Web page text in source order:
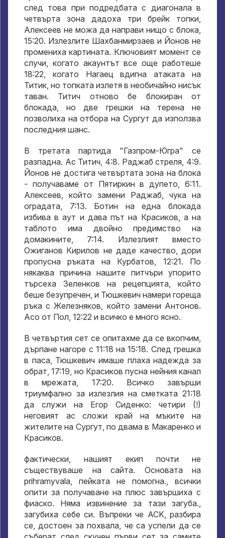
след това при подредбата с диагонала в
четвърта зона дадоха три брейк топки,
Алексеев не можа да направи нищо с блока,
15:20. Излезлите Шахбанмирзаев и Йонов не
промениха картината. Ключовият момент се
случи, когато акаунтът все още работеше
18:22, когато Нагаец вдигна атаката на
Титик, но топката излетя в необичайно нисък
таван. Титич отново бе блокиран от
блокада, но две грешки на терена не
позволиха на отбора на Сургут да използва
последния шанс.
В третата партида "Газпром-Югра" се
разпадна. Ас Титич, 4:8. Раджаб стреля, 4:9.
Йонов не достига четвъртата зона на блока
- получаваме от Пятиркин в дупето, 6:11.
Алексеев, който замени Раджаб, чука на
оградата, 7:13. Ботин на една блокада
избива в аут и дава път на Красиков, а на
таблото има двойно предимство на
домакините, 7:14. Излезлият вместо
Ожиганов Кирилов не даде качество, дори
пропусна ръката на Курбатов, 12:21. По
някаква причина нашите питчъри упорито
търсеха Зеленков на рецепцията, който
беше безупречен, и Тюшкевич намери гореща
ръка с Железняков, който замени Антонов.
Асо от Пол, 12:22 и всичко е много ясно.
В четвъртия сет се опитахме да се вкопчим,
дърпане нагоре с 11:18 на 15:18. След грешка
в паса, Тюшкевич имаше плаха надежда за
обрат, 17:19, но Красиков пусна нейния канал
в мрежата, 17:20. Всичко завърши
триумфално за излезлия на сметката 21:18
да служи на Егор Сиденко: четири (!)
неговият ас сложи край на мъките на
жителите на Сургут, по двама в Макаренко и
Красиков.
фактически, нашият екип почти не
съществуваше на сайта. Основата на
prihramyvala, пейката не помогна., всички
опити за получаване на плюс завършиха с
фиаско. Няма извинение за тази загуба.,
загубиха себе си. Въпреки че ACK, разбира
се, достоен за похвала, че са успели да се